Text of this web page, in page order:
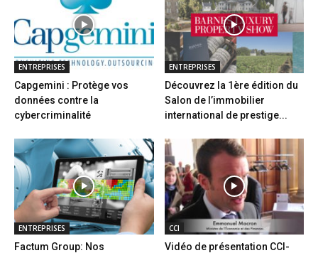
ENTREPRISES
Capgemini : Protège vos
données contre la
cybercriminalité
ENTREPRISES
Découvrez la 1ère édition du
Salon de l’immobilier
international de prestige...
ENTREPRISES
Factum Group: Nos
CCI
Vidéo de présentation CCI-